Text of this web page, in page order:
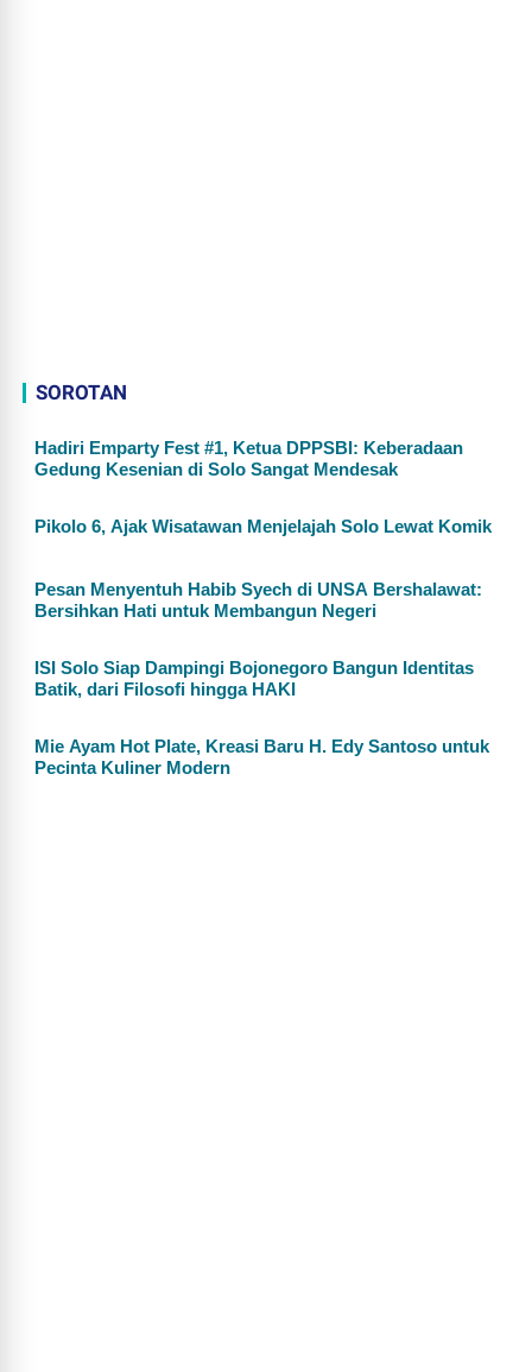
SOROTAN
Hadiri Emparty Fest #1, Ketua DPPSBI: Keberadaan
Gedung Kesenian di Solo Sangat Mendesak
Pikolo 6, Ajak Wisatawan Menjelajah Solo Lewat Komik
Pesan Menyentuh Habib Syech di UNSA Bershalawat:
Bersihkan Hati untuk Membangun Negeri
ISI Solo Siap Dampingi Bojonegoro Bangun Identitas
Batik, dari Filosofi hingga HAKI
Mie Ayam Hot Plate, Kreasi Baru H. Edy Santoso untuk
Pecinta Kuliner Modern